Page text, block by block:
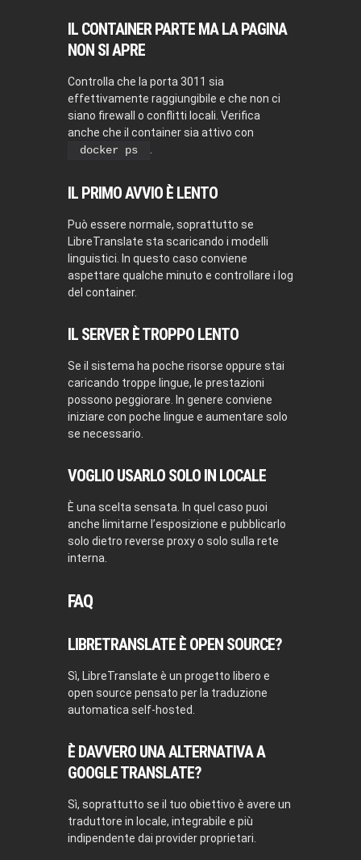
IL CONTAINER PARTE MA LA PAGINA
NON SI APRE
Controlla che la porta 3011 sia
effettivamente raggiungibile e che non ci
siano firewall o conflitti locali. Verifica
anche che il container sia attivo con
docker ps
.
IL PRIMO AVVIO È LENTO
Può essere normale, soprattutto se
LibreTranslate sta scaricando i modelli
linguistici. In questo caso conviene
aspettare qualche minuto e controllare i log
del container.
IL SERVER È TROPPO LENTO
Se il sistema ha poche risorse oppure stai
caricando troppe lingue, le prestazioni
possono peggiorare. In genere conviene
iniziare con poche lingue e aumentare solo
se necessario.
VOGLIO USARLO SOLO IN LOCALE
È una scelta sensata. In quel caso puoi
anche limitarne l’esposizione e pubblicarlo
solo dietro reverse proxy o solo sulla rete
interna.
FAQ
LIBRETRANSLATE È OPEN SOURCE?
Sì, LibreTranslate è un progetto libero e
open source pensato per la traduzione
automatica self-hosted.
È DAVVERO UNA ALTERNATIVA A
GOOGLE TRANSLATE?
Sì, soprattutto se il tuo obiettivo è avere un
traduttore in locale, integrabile e più
indipendente dai provider proprietari.